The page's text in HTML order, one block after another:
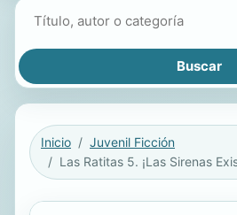
Inicio
Juvenil Ficción